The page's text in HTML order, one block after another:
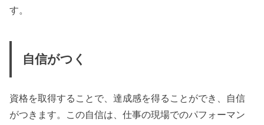
す。
自信がつく
資格を取得することで、達成感を得ることができ、自信
がつきます。この自信は、仕事の現場でのパフォーマン